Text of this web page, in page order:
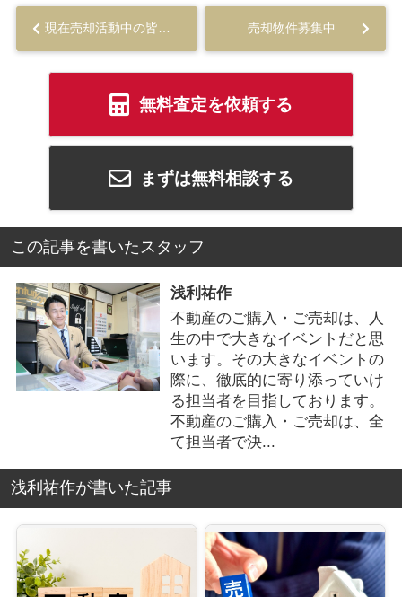
現在売却活動中の皆様へ 売却物件募集中
無料査定を依頼する
まずは無料相談する
この記事を書いたスタッフ
浅利祐作
不動産のご購入・ご売却は、人
生の中で大きなイベントだと思
います。その大きなイベントの
際に、徹底的に寄り添っていけ
る担当者を目指しております。
不動産のご購入・ご売却は、全
て担当者で決...
浅利祐作が書いた記事